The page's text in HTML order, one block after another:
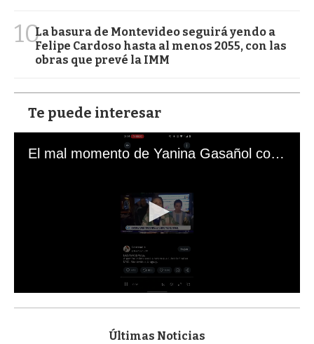
10La basura de Montevideo seguirá yendo a
Felipe Cardoso hasta al menos 2055, con las
obras que prevé la IMM
Te puede interesar
El mal momento de Yanina Gasañol con un hincha argentino en "Subrayado"
s
Últimas Noticias